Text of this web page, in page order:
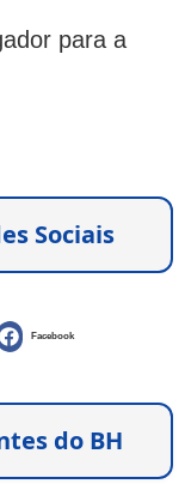
para a
Sociais
Facebook
do BH